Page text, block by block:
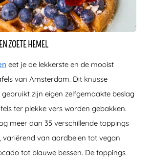
ZOETE HEMEL
eet je de lekkerste en de mooist
van Amsterdam. Dit knusse
zijn eigen zelfgemaakte beslag
ter plekke vers worden gebakken.
meer dan 35 verschillende toppings
variërend van aardbeien tot vegan
tot blauwe bessen. De toppings